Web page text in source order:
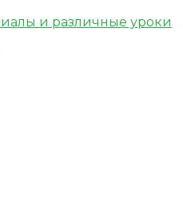
и различные уроки